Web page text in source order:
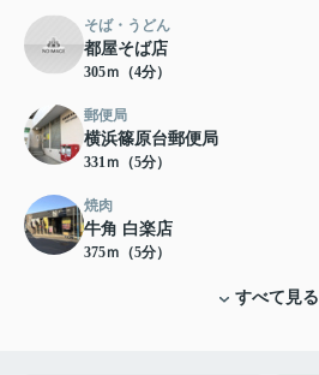
そば・うどん
都屋そば店
305ｍ（4分）
郵便局
横浜篠原台郵便局
331ｍ（5分）
焼肉
牛角 白楽店
375ｍ（5分）
すべて見る